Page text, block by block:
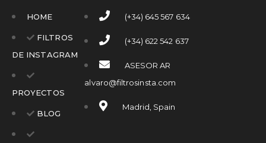
HOME
FILTROS
DE INSTAGRAM
PROYECTOS
BLOG
(+34) 645 567 634
(+34) 622 542 637
ASESOR AR
alvaro@filtrosinsta.com
Madrid, Spain